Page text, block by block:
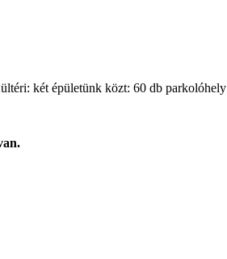
két épületünk közt: 60 db